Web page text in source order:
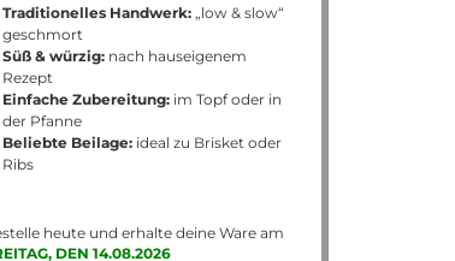
Traditionelles Handwerk: „low & slow“
geschmort
Süß & würzig: nach hauseigenem
Rezept
Einfache Zubereitung: im Topf oder in
der Pfanne
Beliebte Beilage: ideal zu Brisket oder
Ribs
heute und erhalte deine Ware am
DEN 14.08.2026